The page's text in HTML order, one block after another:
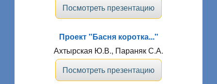
Посмотреть презентацию
Проект "Басня коротка..."
Ахтырская Ю.В., Параняк С.А.
Посмотреть презентацию